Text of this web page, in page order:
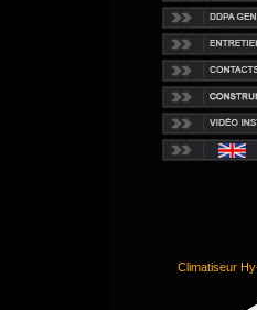
Climatiseur